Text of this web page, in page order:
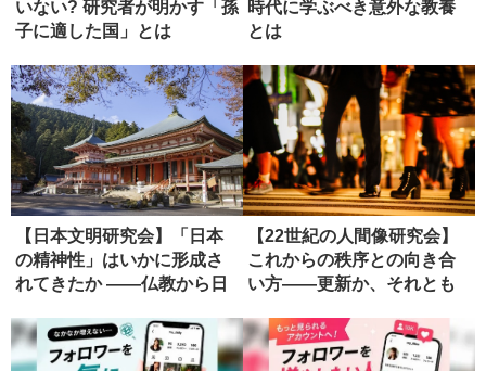
いない? 研究者が明かす「孫
子に適した国」とは
時代に学ぶべき意外な教養
とは
【日本文明研究会】「日本
の精神性」はいかに形成さ
れてきたか ――仏教から日
【22世紀の人間像研究会】
これからの秩序との向き合
い方――更新か、それとも